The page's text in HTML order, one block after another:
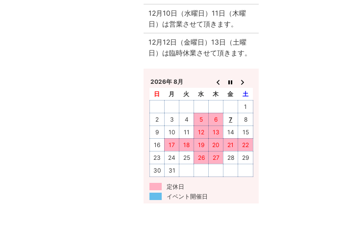
12月10日（水曜日）11日（木曜
日）は営業させて頂きます。
12月12日（金曜日）13日（土曜
日）は臨時休業させて頂きます。
2026年 8月
日
月 火 水 木 金
土
1
2
3 4 5 6 7
8
9
10 11 12 13 14
15
16
17 18 19 20 21
22
23
24 25 26 27 28
29
30
31
定休日
イベント開催日